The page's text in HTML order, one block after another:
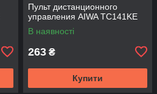
Пульт дистанционного
управления AIWA TC141KE
В наявності
263 ₴
Купити